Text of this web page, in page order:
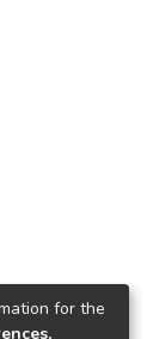
for the